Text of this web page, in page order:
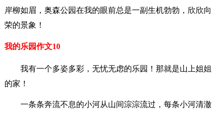
岸柳如眉，奥森公园在我的眼前总是一副生机勃勃，欣欣向
荣的景象！
我的乐园作文10
我有一个多姿多彩，无忧无虑的乐园！那就是山上姐姐
的家！
一条条奔流不息的小河从山间淙淙流过，每条小河清澈